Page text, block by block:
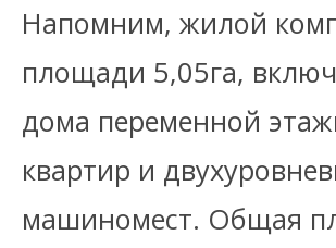
Напомним, жилой
площади 5,05га,
дома переменной
квартир и
машиномест. Общая